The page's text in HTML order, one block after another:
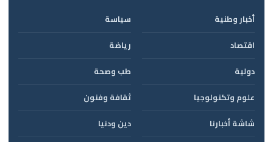
أخبار وطنية
سياسة
اقتصاد
رياضة
دولية
طب وصحة
علوم وتكنولوجيا
ثقافة وفنون
شاشة أخبارنا
دين ودنيا